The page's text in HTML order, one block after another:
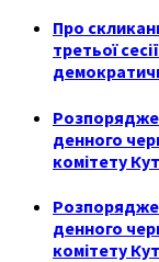
Про
третьої
денного
комітету
денного
комітету